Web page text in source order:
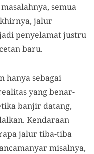
semua
jalur
penyelamat justru
baru.
hanya sebagai
yang benar-
banjir datang,
Kendaraan
jalur tiba-tiba
misalnya,